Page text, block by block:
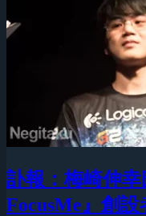
訃報：梅崎伸
FocusMe』創